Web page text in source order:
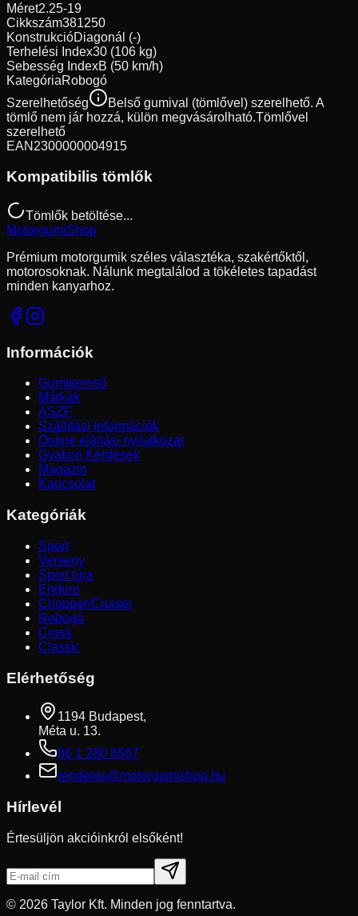
Méret2.25-19
Cikkszám381250
KonstrukcióDiagonál (-)
Terhelési Index30 (106 kg)
Sebesség IndexB (50 km/h)
KategóriaRobogó
Szerelhetőség
Belső gumival (tömlővel) szerelhető. A
tömlő nem jár hozzá, külön megvásárolható.Tömlővel
szerelhető
EAN 2300000004915
Kompatibilis tömlők
Tömlők betöltése...
MotorgumiShop
Prémium motorgumik széles választéka, szakértőktől,
motorosoknak. Nálunk megtalálod a tökéletes tapadást
minden kanyarhoz.
Információk
Gumikereső
Márkák
ÁSZF
Szállítási Információk
Online elállási nyilatkozat
Gyakori Kérdések
Magazin
Kapcsolat
Kategóriák
Sport
Verseny
Sport túra
Enduro
Chopper/Cruiser
Robogó
Cross
Classic
Elérhetőség
1194 Budapest,
Méta u. 13.
06 1 280 6567
rendeles@motorgumishop.hu
Hírlevél
Értesüljön akcióinkról elsőként!
© 2026 Taylor Kft. Minden jog fenntartva.